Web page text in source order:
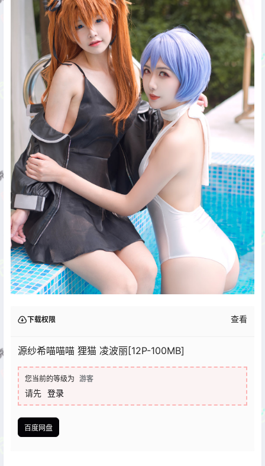
下载权限 查看
源纱希喵喵喵 狸猫 凌波丽[12P-100MB]
您当前的等级为 游客
请先 登录
百度网盘